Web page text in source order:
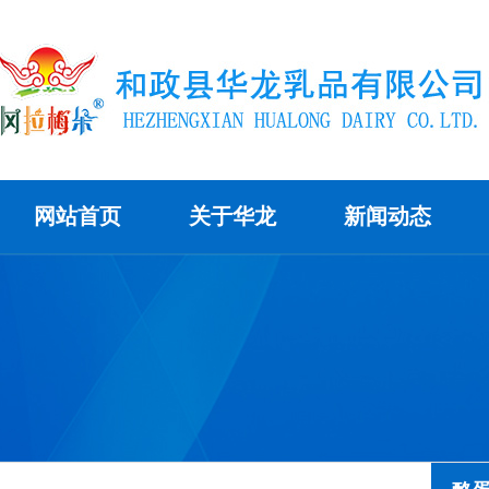
网站首页 关于华龙 新闻动态